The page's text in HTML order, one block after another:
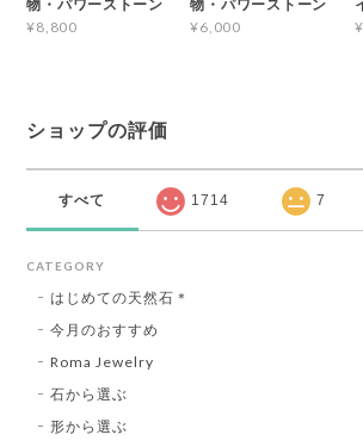
物・パワーストーン
¥8,800
物・パワーストーン
¥6,000
ショップの評価
すべて 1714 7
CATEGORY
はじめての天然石＊
今月のおすすめ
Roma Jewelry
石から選ぶ
形から選ぶ